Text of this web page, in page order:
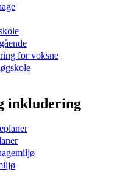
for voksne
inkludering